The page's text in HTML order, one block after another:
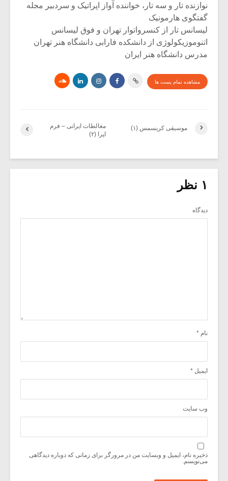
نوازنده تار و سه تار، خواننده آواز اپراتیک و سردبیر مجله
گفتگوی هارمونیک
لیسانس تار از کنسرواتوار تهران و فوق لیسانس
اتنوموزیکولوژی از دانشکده فارابی دانشگاه هنر تهران
مدرس دانشگاه هنر ایران
مشاهده تمام پست ها
مغالطات ایرانی – فرم
اپرا (۲)
موسیقی کریسمس (۱)
۱ نظر
دیدگاه
نام *
ایمیل *
وب‌ سایت
ذخیره نام، ایمیل و وبسایت من در مرورگر برای زمانی که دوباره دیدگاهی
می‌نویسم.